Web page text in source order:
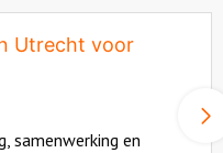
Utrecht voor
samenwerking en